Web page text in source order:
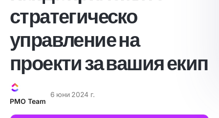
стратегическо
управление на
проекти за вашия екип
PMO Team
6 юни 2024 г.